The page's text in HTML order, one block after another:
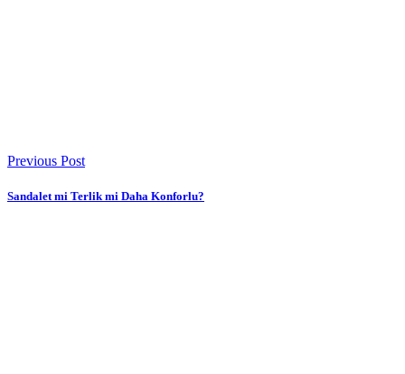
Previous Post
Sandalet mi Terlik mi Daha Konforlu?